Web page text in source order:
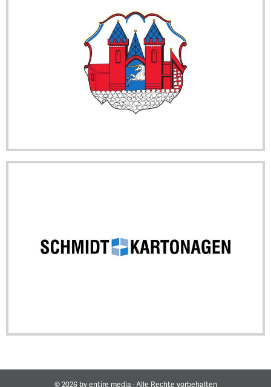
© 2026 by entire media · Alle Rechte vorbehalten